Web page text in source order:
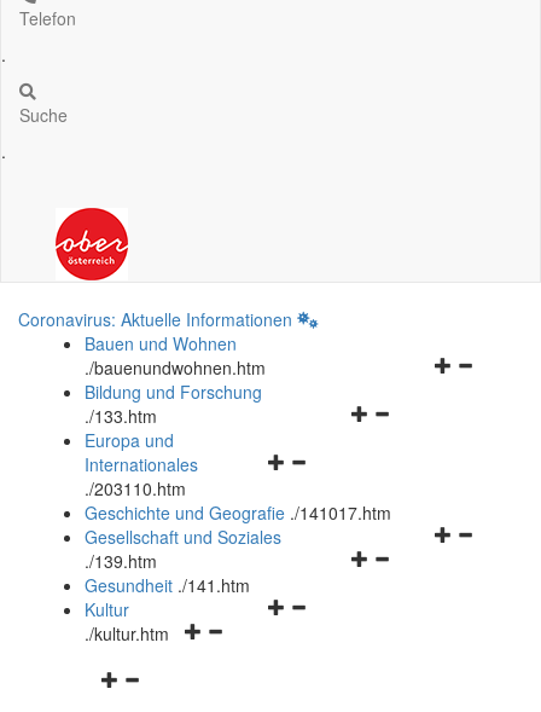
Telefon
.
Suche
.
Coronavirus: Aktuelle Informationen
Bauen und Wohnen
./bauenundwohnen.htm
Navigationsmenü
Bildung und Forschung
./133.htm
Navigationsmenü
und
schließen
Europa und
Internationales
./203110.htm
Geschichte und Geografie ./141017.htm
Navigationsmenü
Gesellschaft und Soziales
./139.htm
Navigationsmenü
Gesundheit ./141.htm
Navigationsmenü
Kultur
./kultur.htm
Navigationsmenü